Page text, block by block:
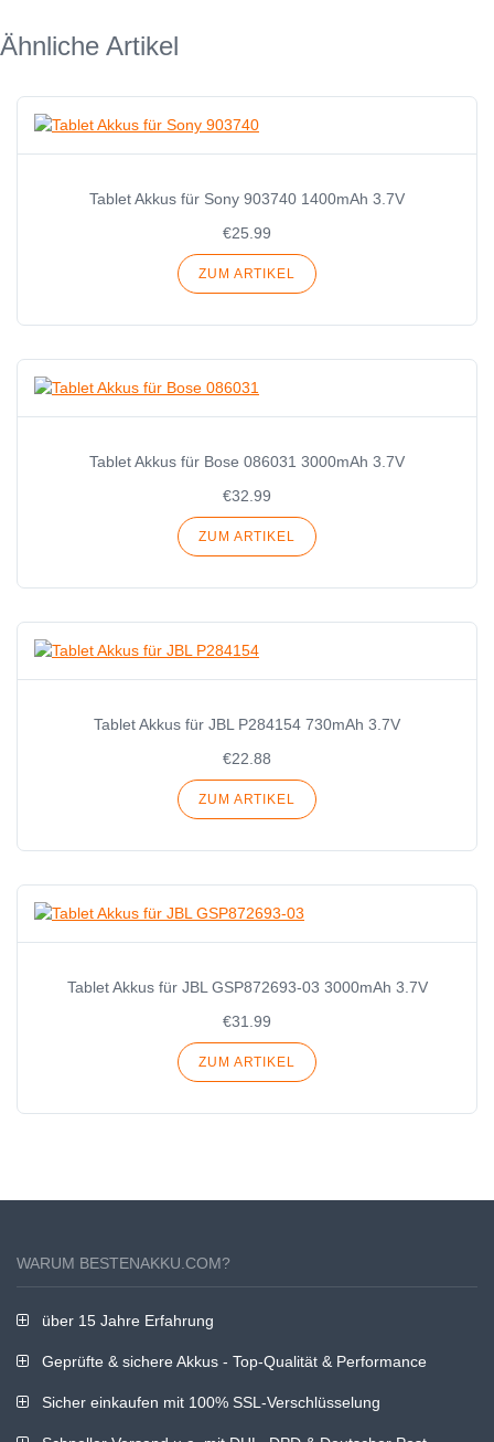
Ähnliche Artikel
Tablet Akkus für Sony 903740 1400mAh 3.7V
€25.99
ZUM ARTIKEL
Tablet Akkus für Bose 086031 3000mAh 3.7V
€32.99
ZUM ARTIKEL
Tablet Akkus für JBL P284154 730mAh 3.7V
€22.88
ZUM ARTIKEL
Tablet Akkus für JBL GSP872693-03 3000mAh 3.7V
€31.99
ZUM ARTIKEL
WARUM BESTENAKKU.COM?
über 15 Jahre Erfahrung
Geprüfte & sichere Akkus - Top-Qualität & Performance
Sicher einkaufen mit 100% SSL-Verschlüsselung